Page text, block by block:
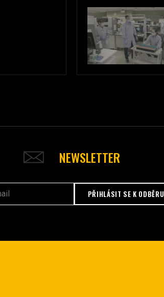
NEWSLETTER
PŘIHLÁSIT SE K ODBĚRU